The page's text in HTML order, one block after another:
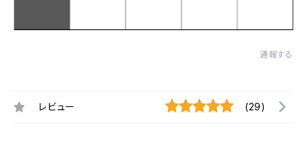
通報する
レビュー (29)